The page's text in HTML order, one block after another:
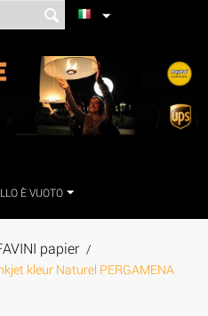
È VUOTO
papier /
kleur Naturel PERGAMENA